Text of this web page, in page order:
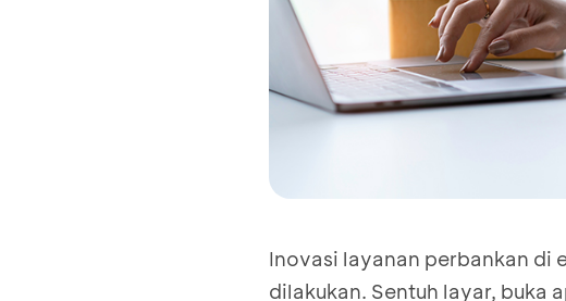
Inovasi layanan perbankan di
dilakukan. Sentuh layar, buka